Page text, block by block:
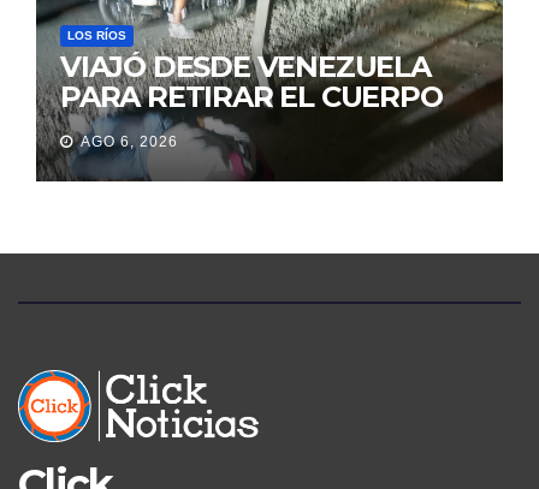
LOS RÍOS
VIAJÓ DESDE VENEZUELA
PARA RETIRAR EL CUERPO
DE SU MARIDO QUE
PERMANECIÓ SEIS DÍAS EN
LA MORGUE
AGO 6, 2026